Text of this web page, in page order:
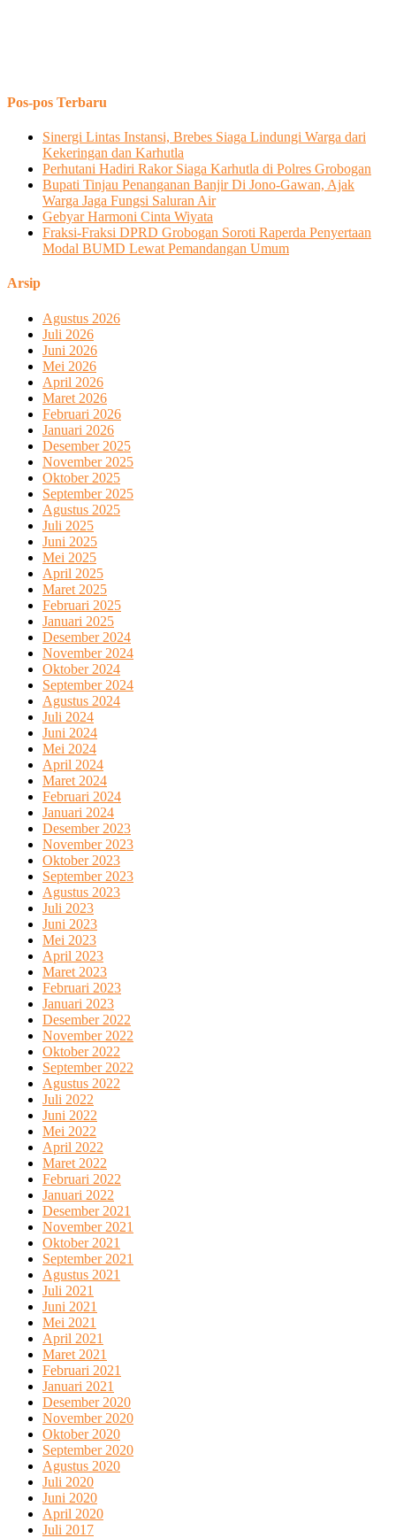
Pos-pos Terbaru
Sinergi Lintas Instansi, Brebes Siaga Lindungi Warga dari
Kekeringan dan Karhutla
Perhutani Hadiri Rakor Siaga Karhutla di Polres Grobogan
Bupati Tinjau Penanganan Banjir Di Jono-Gawan, Ajak
Warga Jaga Fungsi Saluran Air
Gebyar Harmoni Cinta Wiyata
Fraksi-Fraksi DPRD Grobogan Soroti Raperda Penyertaan
Modal BUMD Lewat Pemandangan Umum
Arsip
Agustus 2026
Juli 2026
Juni 2026
Mei 2026
April 2026
Maret 2026
Februari 2026
Januari 2026
Desember 2025
November 2025
Oktober 2025
September 2025
Agustus 2025
Juli 2025
Juni 2025
Mei 2025
April 2025
Maret 2025
Februari 2025
Januari 2025
Desember 2024
November 2024
Oktober 2024
September 2024
Agustus 2024
Juli 2024
Juni 2024
Mei 2024
April 2024
Maret 2024
Februari 2024
Januari 2024
Desember 2023
November 2023
Oktober 2023
September 2023
Agustus 2023
Juli 2023
Juni 2023
Mei 2023
April 2023
Maret 2023
Februari 2023
Januari 2023
Desember 2022
November 2022
Oktober 2022
September 2022
Agustus 2022
Juli 2022
Juni 2022
Mei 2022
April 2022
Maret 2022
Februari 2022
Januari 2022
Desember 2021
November 2021
Oktober 2021
September 2021
Agustus 2021
Juli 2021
Juni 2021
Mei 2021
April 2021
Maret 2021
Februari 2021
Januari 2021
Desember 2020
November 2020
Oktober 2020
September 2020
Agustus 2020
Juli 2020
Juni 2020
April 2020
Juli 2017